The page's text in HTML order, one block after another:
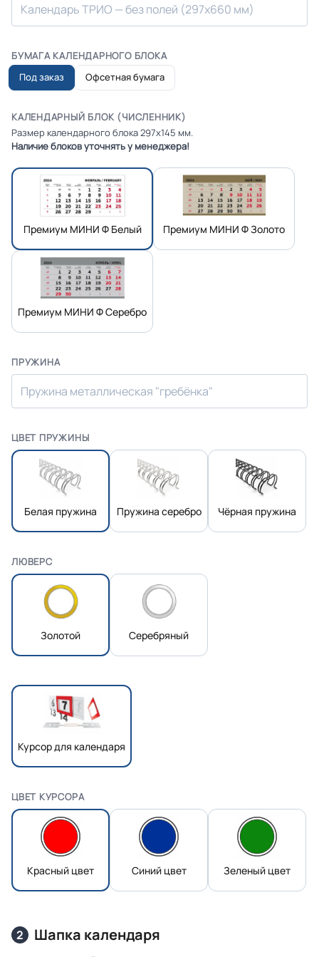
Календарь ТРИО — без полей (297х660 мм)
БУМАГА КАЛЕНДАРНОГО БЛОКА
Под заказ
Офсетная бумага
КАЛЕНДАРНЫЙ БЛОК (ЧИСЛЕННИК)
Размер календарного блока 297х145 мм.
Наличие блоков уточнять у менеджера!
Премиум МИНИ Ф Белый Премиум МИНИ Ф Золото
Премиум МИНИ Ф Серебро
ПРУЖИНА
Пружина металлическая "гребёнка"
ЦВЕТ ПРУЖИНЫ
Белая пружина Пружина серебро Чёрная пружина
ЛЮВЕРС
Золотой Серебряный
Курсор для календаря
ЦВЕТ КУРСОРА
Красный цвет Синий цвет Зеленый цвет
2 Шапка календаря